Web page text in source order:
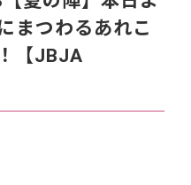
まつわるあれこ
【JBJA